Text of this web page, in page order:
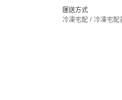
運送方式
冷凍宅配 / 冷凍宅